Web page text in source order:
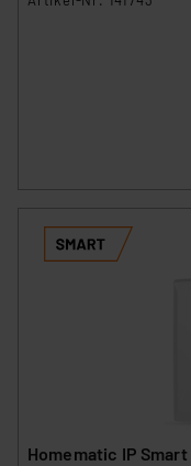
Homematic IP